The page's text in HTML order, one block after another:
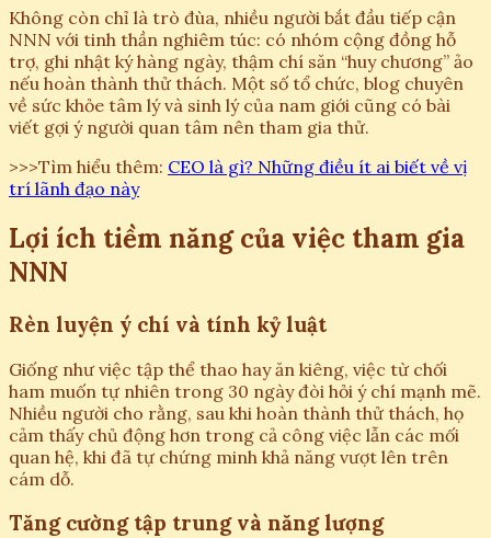
Không còn chỉ là trò đùa, nhiều người bắt đầu tiếp cận
NNN với tinh thần nghiêm túc: có nhóm cộng đồng hỗ
trợ, ghi nhật ký hàng ngày, thậm chí săn “huy chương” ảo
nếu hoàn thành thử thách. Một số tổ chức, blog chuyên
về sức khỏe tâm lý và sinh lý của nam giới cũng có bài
viết gợi ý người quan tâm nên tham gia thử.
>>>Tìm hiểu thêm: CEO là gì? Những điều ít ai biết về vị
trí lãnh đạo này
Lợi ích tiềm năng của việc tham gia
NNN
Rèn luyện ý chí và tính kỷ luật
Giống như việc tập thể thao hay ăn kiêng, việc từ chối
ham muốn tự nhiên trong 30 ngày đòi hỏi ý chí mạnh mẽ.
Nhiều người cho rằng, sau khi hoàn thành thử thách, họ
cảm thấy chủ động hơn trong cả công việc lẫn các mối
quan hệ, khi đã tự chứng minh khả năng vượt lên trên
cám dỗ.
Tăng cường tập trung và năng lượng